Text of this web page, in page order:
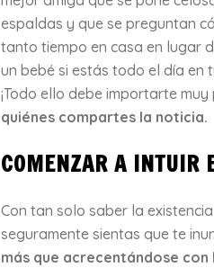
espaldas y que se preguntan
tanto tiempo en casa en lugar
un bebé si estás todo el día en
¡Todo ello debe importarte muy
quiénes compartes la noticia.
COMENZAR A INTUIR
Con tan solo saber la
seguramente sientas que te
más que acrecentándose con